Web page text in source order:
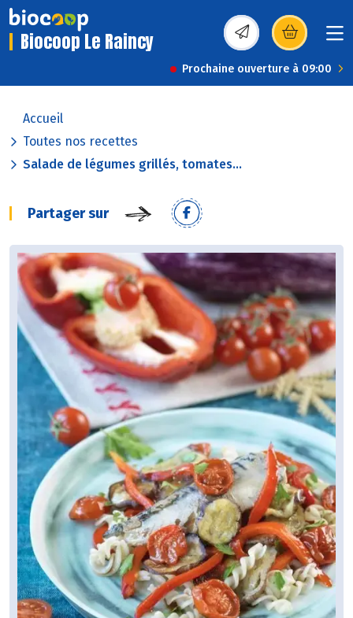
Biocoop Le Raincy (s’ouvre dans une
Prochaine ouverture à 09:00
Accueil
Toutes nos recettes
Salade de légumes grillés, tomates...
Partager sur